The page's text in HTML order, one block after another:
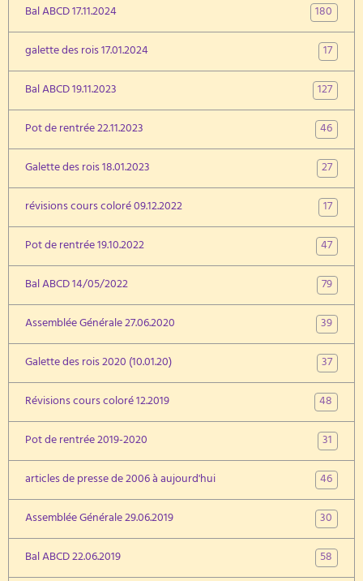
Bal ABCD 17.11.2024
180
galette des rois 17.01.2024
17
Bal ABCD 19.11.2023
127
Pot de rentrée 22.11.2023
46
Galette des rois 18.01.2023
27
révisions cours coloré 09.12.2022
17
Pot de rentrée 19.10.2022
47
Bal ABCD 14/05/2022
79
Assemblée Générale 27.06.2020
39
Galette des rois 2020 (10.01.20)
37
Révisions cours coloré 12.2019
48
Pot de rentrée 2019-2020
31
articles de presse de 2006 à aujourd'hui
46
Assemblée Générale 29.06.2019
30
Bal ABCD 22.06.2019
58